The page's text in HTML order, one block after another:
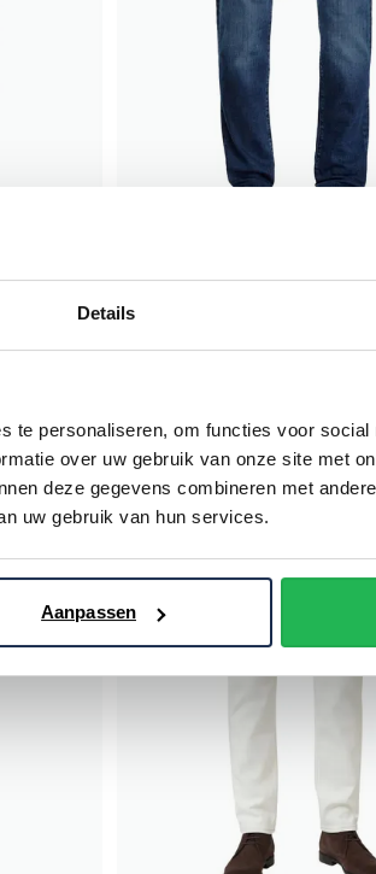
Details
te personaliseren, om functies voor social
over uw gebruik van onze site met
deze gegevens combineren met
uw gebruik van hun services.
Aanpassen
katoenen broek donkerblauw
Toevoegen aan favorieten